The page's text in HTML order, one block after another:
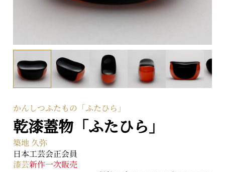
かんしつふたもの「ふたひら」
乾漆蓋物「ふたひら」
築地 久弥
日本工芸会正会員
漆芸新作一次販売